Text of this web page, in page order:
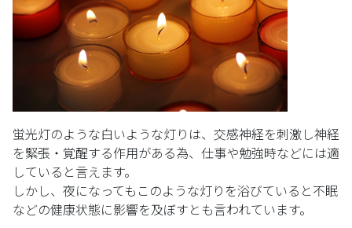
蛍光灯のような白いような灯りは、交感神経を刺激し神経
を緊張・覚醒する作用がある為、仕事や勉強時などには適
していると言えます。
しかし、夜になってもこのような灯りを浴びていると不眠
などの健康状態に影響を及ぼすとも言われています。